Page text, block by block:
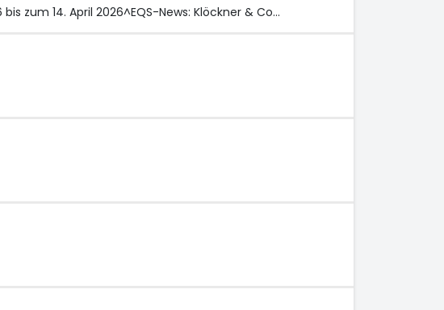
zum 14. April 2026^EQS-News: Klöckner & Co…